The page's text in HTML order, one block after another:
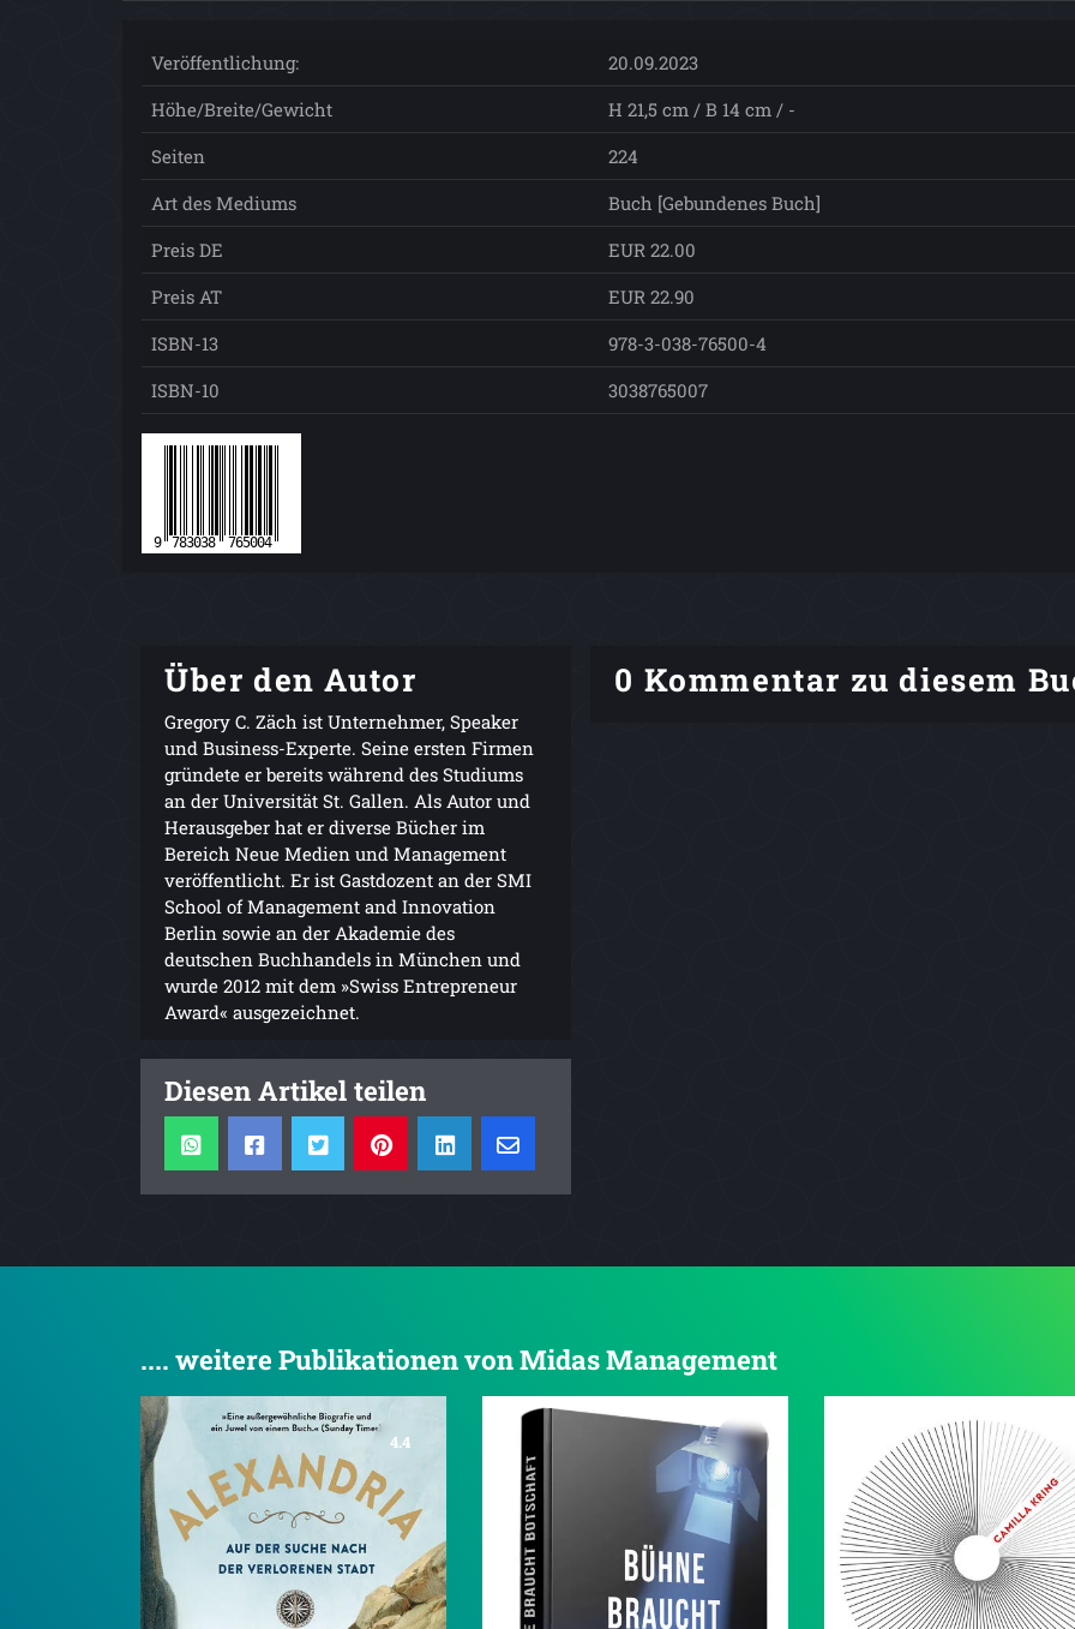
Veröffentlichung:
20.09.2023
Höhe/Breite/Gewicht
H 21,5 cm / B 14 cm / -
Seiten
224
Art des Mediums
Buch [Gebundenes Buch]
Preis DE
EUR 22.00
Preis AT
EUR 22.90
ISBN-13
978-3-038-76500-4
ISBN-10
3038765007
Über den Autor
Gregory C. Zäch ist Unternehmer, Speaker
und Business-Experte. Seine ersten Firmen
gründete er bereits während des Studiums
an der Universität St. Gallen. Als Autor und
Herausgeber hat er diverse Bücher im
Bereich Neue Medien und Management
veröffentlicht. Er ist Gastdozent an der SMI
School of Management and Innovation
Berlin sowie an der Akademie des
deutschen Buchhandels in München und
wurde 2012 mit dem »Swiss Entrepreneur
Award« ausgezeichnet.
Diesen Artikel teilen
0 Kommentar zu diesem
.... weitere Publikationen von Midas Management
4.4